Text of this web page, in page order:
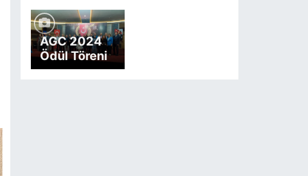
AGC 2024
Ödül Töreni